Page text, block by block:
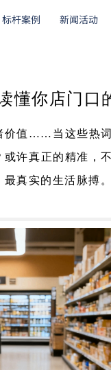
标杆案例 新闻活动
你店门口
价值……当这些热
或许真正的精准，
真实的生活脉搏。